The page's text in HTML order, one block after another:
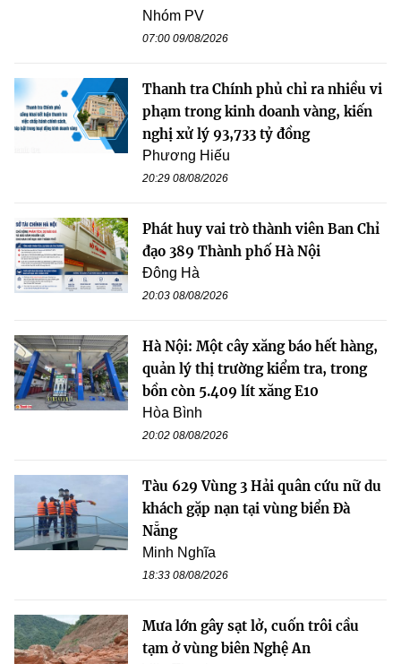
Nhóm PV
07:00 09/08/2026
Thanh tra Chính phủ chỉ ra nhiều vi
phạm trong kinh doanh vàng, kiến
nghị xử lý 93,733 tỷ đồng
Phương Hiếu
20:29 08/08/2026
Phát huy vai trò thành viên Ban Chỉ
đạo 389 Thành phố Hà Nội
Đông Hà
20:03 08/08/2026
Hà Nội: Một cây xăng báo hết hàng,
quản lý thị trường kiểm tra, trong
bồn còn 5.409 lít xăng E10
Hòa Bình
20:02 08/08/2026
Tàu 629 Vùng 3 Hải quân cứu nữ du
khách gặp nạn tại vùng biển Đà
Nẵng
Minh Nghĩa
18:33 08/08/2026
Mưa lớn gây sạt lở, cuốn trôi cầu
tạm ở vùng biên Nghệ An